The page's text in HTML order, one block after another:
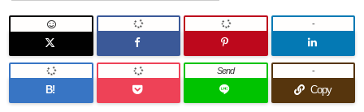
-
B!
Send
Copy
-